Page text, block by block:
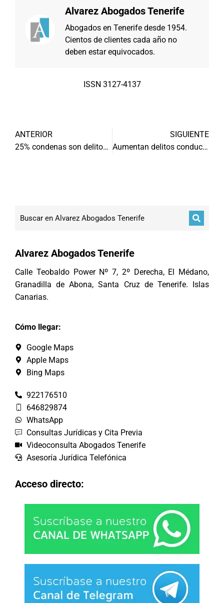
Alvarez Abogados Tenerife
Abogados en Tenerife desde 1954.
Cientos de clientes cada año no
deben estar equivocados.
ISSN 3127-4137
ANTERIOR
25% condenas son delitos contra seguridad vial
SIGUIENTE
Aumentan delitos conducción bajo influencia alcohol
Alvarez Abogados Tenerife
Calle Teobaldo Power Nº 7, 2º Derecha, El Médano,
Granadilla de Abona, Santa Cruz de Tenerife. Islas
Canarias.
Cómo llegar:
Google Maps
Apple Maps
Bing Maps
922176510
646829874
WhatsApp
Consultas Jurídicas y Cita Previa
Videoconsulta Abogados Tenerife
Asesoría Jurídica Telefónica
Acceso directo: